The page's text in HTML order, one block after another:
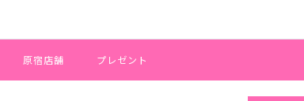
原宿店舗 プレゼント